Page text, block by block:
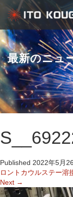
最新のニュ
Published 2022年5月
ロントカウルステー溶
Next →